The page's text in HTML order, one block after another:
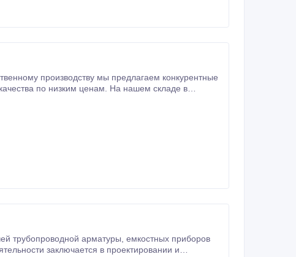
производству мы предлагаем конкурентные
ценам. На нашем складе в
России и СНГ.
арматуры, емкостных приборов